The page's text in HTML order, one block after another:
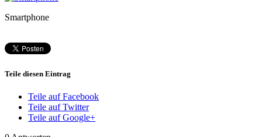
Smartphone
Teile diesen Eintrag
Teile auf Facebook
Teile auf Twitter
Teile auf Google+